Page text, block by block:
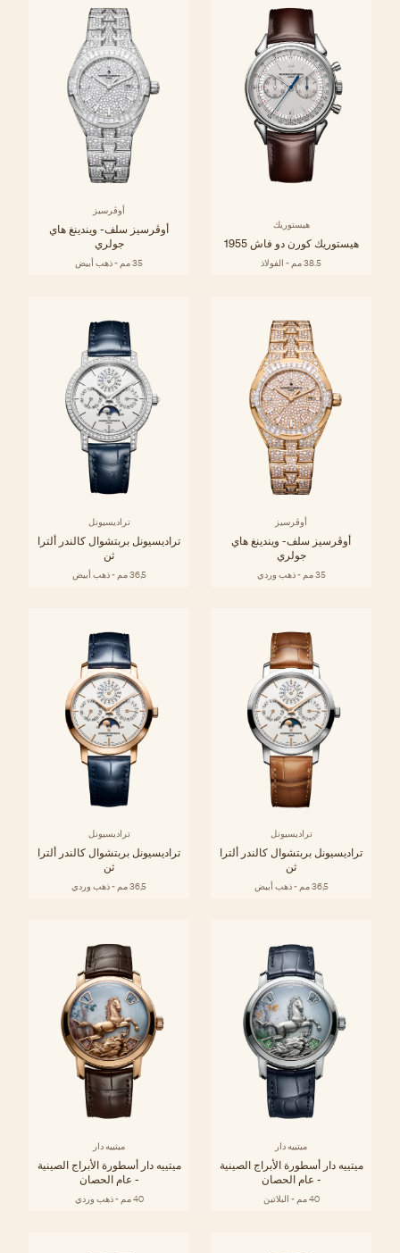
هيستوريك
هيستوريك كورن دو فاش 1955
38.5 مم - الفولاذ
أوڤرسيز
أوڤرسيز سلف- ويندينغ هاي
جولري
35 مم - ذهب أبيض
أوڤرسيز
أوڤرسيز سلف- ويندينغ هاي
جولري
35 مم - ذهب وردي
تراديسيونل
تراديسيونل بربتشوال كالندر ألترا
ثن
36,5 مم - ذهب أبيض
تراديسيونل
تراديسيونل بربتشوال كالندر ألترا
ثن
36,5 مم - ذهب أبيض
تراديسيونل
تراديسيونل بربتشوال كالندر ألترا
ثن
36,5 مم - ذهب وردي
ميتييه دار
ميتييه دار أسطورة الأبراج الصينية
- عام الحصان
40 مم - البلاتين
ميتييه دار
ميتييه دار أسطورة الأبراج الصينية
- عام الحصان
40 مم - ذهب وردي